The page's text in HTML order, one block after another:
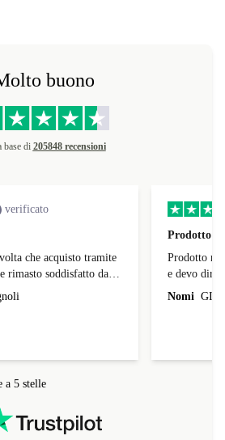
buono
base di 205848 recensioni
verificato
che acquisto tramite
rimasto soddisfatto dai
difitte dichiarati erano
inesperto. Consegna
Prodotto
Prodotto
e devo dire
consegna è
Nomi
a 5 stelle